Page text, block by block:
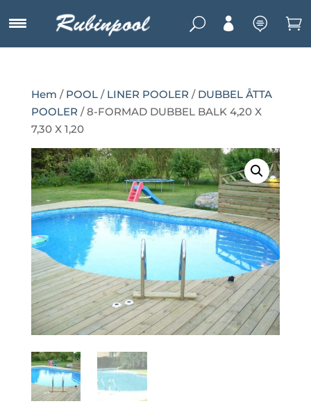
U   
Hem / POOL/ LINER POOLER / DUBBEL ÅTTA
POOLER / 8-FORMAD DUBBEL BALK 4,20 X
7,30 X 1,20